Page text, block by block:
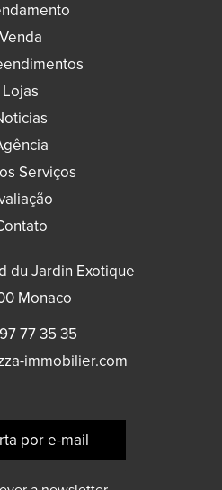
Venda
Lojas
Serviços
du Jardin Exotique
Monaco
77 35 35
immobilier.com
por e-mail